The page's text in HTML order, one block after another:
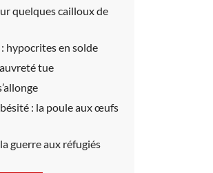
quelques cailloux de
hypocrites en solde
tue
: la poule aux œufs
la guerre aux réfugiés